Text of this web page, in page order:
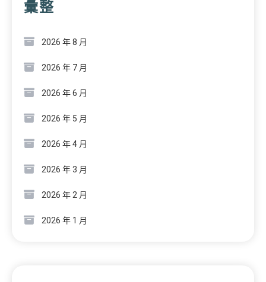
彙整
2026 年 8 月
2026 年 7 月
2026 年 6 月
2026 年 5 月
2026 年 4 月
2026 年 3 月
2026 年 2 月
2026 年 1 月